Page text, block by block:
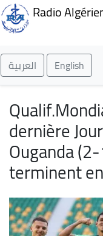
Radio
العربية English
dernière
Ouganda
terminent